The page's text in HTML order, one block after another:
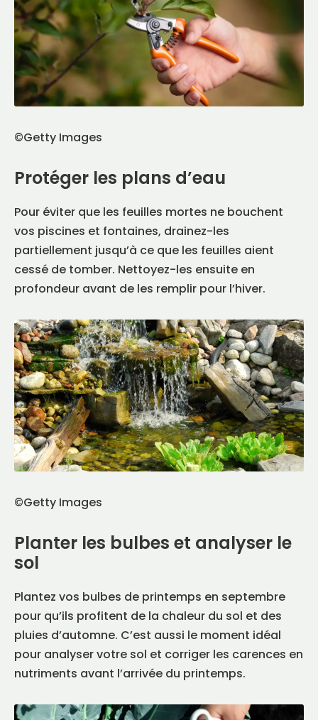
©Getty Images
Protéger les plans d’eau
Pour éviter que les feuilles mortes ne bouchent
vos piscines et fontaines, drainez-les
partiellement jusqu’à ce que les feuilles aient
cessé de tomber. Nettoyez-les ensuite en
profondeur avant de les remplir pour l’hiver.
©Getty Images
Planter les bulbes et analyser le
sol
Plantez vos bulbes de printemps en septembre
pour qu’ils profitent de la chaleur du sol et des
pluies d’automne. C’est aussi le moment idéal
pour analyser votre sol et corriger les carences en
nutriments avant l’arrivée du printemps.